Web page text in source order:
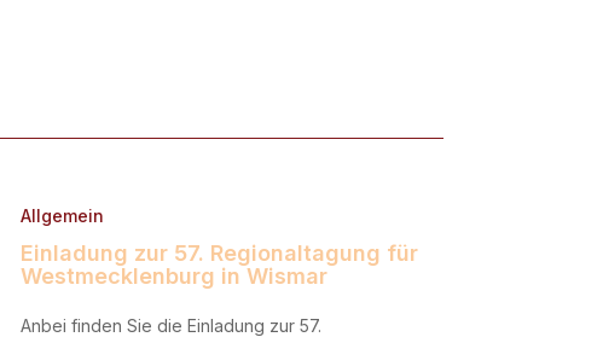
Allgemein
Einladung zur 57. Regionaltagung für
Westmecklenburg in Wismar
Anbei finden Sie die Einladung zur 57.